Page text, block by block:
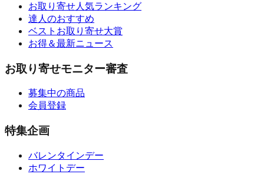
お取り寄せ人気ランキング
達人のおすすめ
ベストお取り寄せ大賞
お得＆最新ニュース
お取り寄せモニター審査
募集中の商品
会員登録
特集企画
バレンタインデー
ホワイトデー